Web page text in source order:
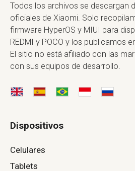
Todos los archivos se descargan
oficiales de Xiaomi. Solo
firmware HyperOS y MIUI para
REDMI y POCO y los publicamos
El sitio no está afiliado con las
con sus equipos de desarrollo.
Dispositivos
Celulares
Tablets